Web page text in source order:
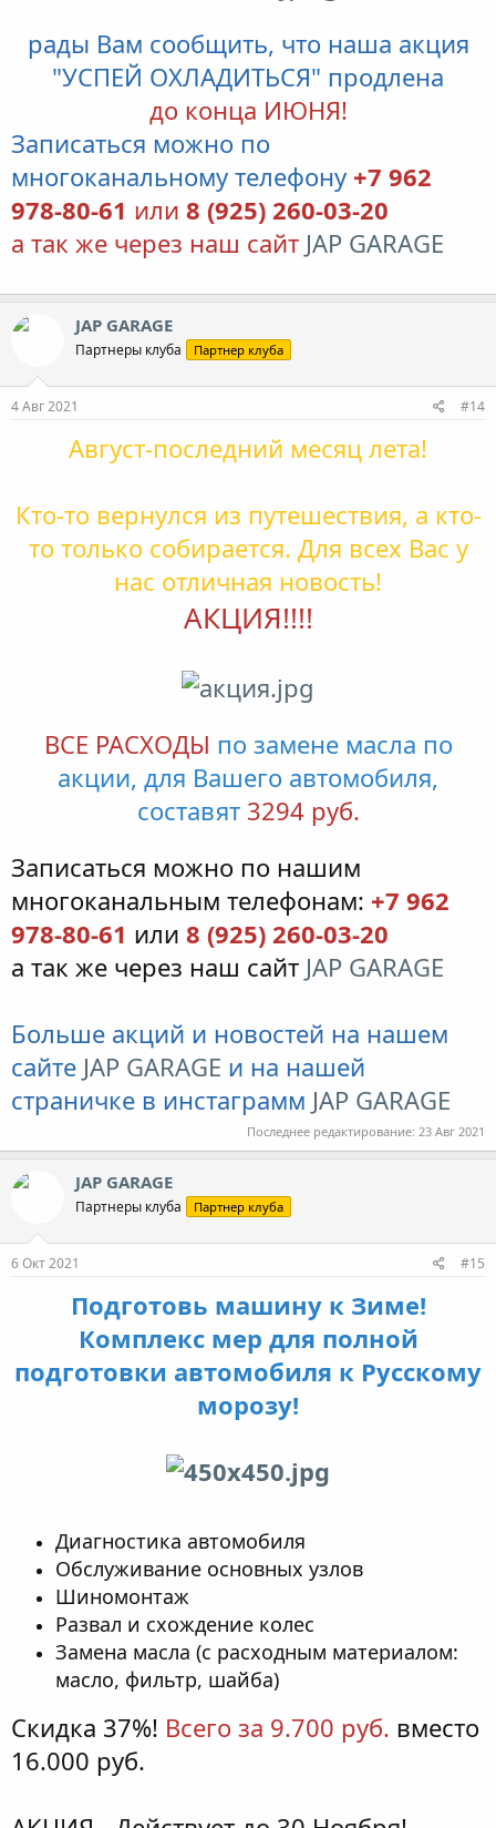
рады Вам сообщить, что наша акция
"УСПЕЙ ОХЛАДИТЬСЯ" продлена
до конца ИЮНЯ!
Записаться можно по
многоканальному телефону +7 962
978-80-61 или 8 (925) 260-03-20
а так же через наш сайт JAP GARAGE
JAP GARAGE
Партнеры клуба Партнер клуба
4 Авг 2021 #14
Август-последний месяц лета!
Кто-то вернулся из путешествия, а кто-
то только собирается. Для всех Вас у
нас отличная новость!
АКЦИЯ!!!!
ВСЕ РАСХОДЫ по замене масла по
акции, для Вашего автомобиля,
составят 3294 руб.
Записаться можно по нашим
многоканальным телефонам: +7 962
978-80-61 или 8 (925) 260-03-20
а так же через наш сайт JAP GARAGE
Больше акций и новостей на нашем
сайте JAP GARAGE и на нашей
страничке в инстаграмм JAP GARAGE
Последнее редактирование: 23 Авг 2021
JAP GARAGE
Партнеры клуба Партнер клуба
6 Окт 2021 #15
Подготовь машину к Зиме!
Комплекс мер для полной
подготовки автомобиля к Русскому
морозу!
Диагностика автомобиля
Обслуживание основных узлов
Шиномонтаж
Развал и схождение колес
Замена масла (с расходным материалом:
масло, фильтр, шайба)
Скидка 37%! Всего за 9.700 руб. вместо
16.000 руб.